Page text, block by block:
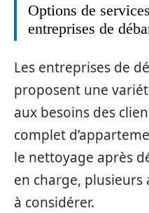
Options de
entreprises de
Les entreprises de
proposent une
aux besoins des
complet
le nettoyage après
en charge,
à considérer.